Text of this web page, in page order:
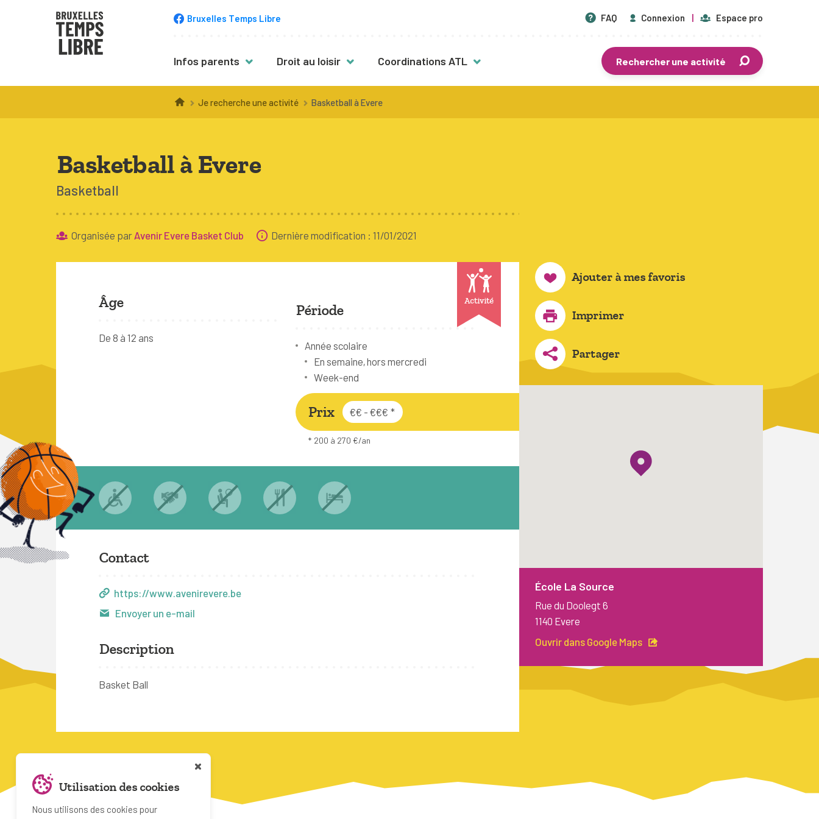
Bruxelles Temps Libre FAQ Connexion Espace pro
Infos parents
Équipement
Santé
Budget
Activités en néerlandais
Activités en famille
Droit au loisir Coordinations ATL Rechercher une activité
Je recherche une activité Basketball à Evere
Basketball à Evere
Basketball
Organisée parAvenir Evere Basket Club Dernière modification : 11/01/2021
Activité
Âge
De 8 à 12 ans
Période
Année scolaire
En semaine, hors mercredi
Week-end
Prix €€ - €€€ *
* 200 à 270 €/an
Contact
https://www.avenirevere.be
Envoyer un e-mail
Description
Basket Ball
Ajouter à mes favoris
Imprimer
Partager
École La Source
Rue du Doolegt 6
1140 Evere
Ouvrir dans Google Maps
Utilisation des cookies
Nous utilisons des cookies pour